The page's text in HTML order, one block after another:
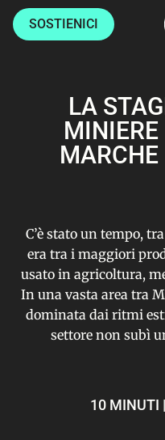
SOSTIENICI
CULTURE
VITA
HOME
CHI SIAMO
LA
MINIERE
C’è stato un tempo,
era tra i maggiori
usato in agricoltura,
In una vasta area tra
dominata dai ritmi
settore non subì
10 MINUTI